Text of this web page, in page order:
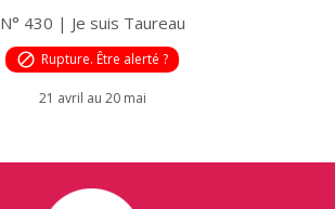
N° 430 | Je suis Taureau
block Rupture. Être alerté ?
21 avril au 20 mai